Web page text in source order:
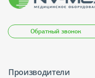
Обратный звонок
Производители